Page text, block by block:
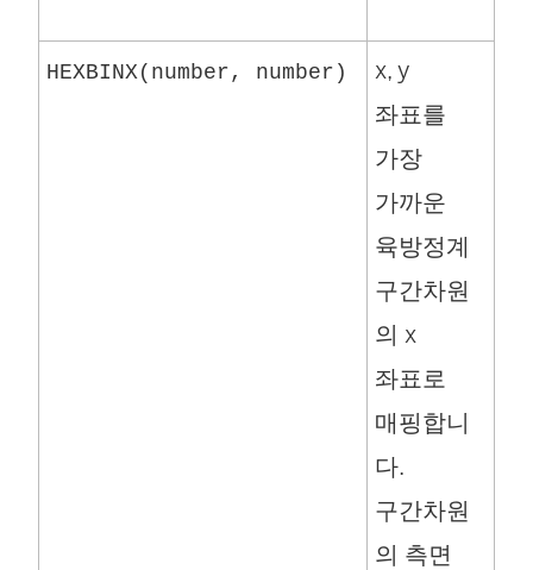
HEXBINX(number, number)
x, y
좌표를
가장
가까운
육방정계
구간차원
의 x
좌표로
매핑합니
다.
구간차원
의 측면